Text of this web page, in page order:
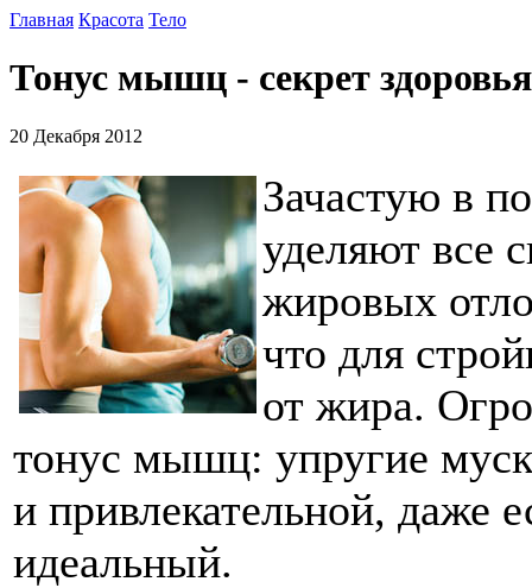
Главная Красота Тело
Тонус мышц - секрет
20 Декабря 2012
Зачастую в
уделяют все
жировых
что для
от жира.
тонус мышц: упругие
и привлекательной, даже
идеальный.